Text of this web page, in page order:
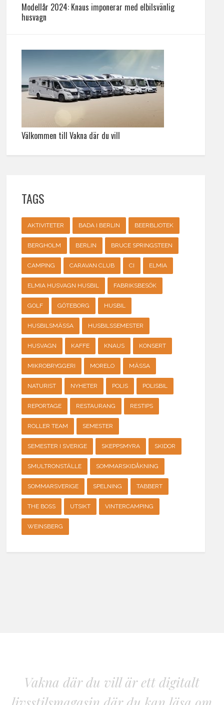
Modellår 2024: Knaus imponerar med elbilsvänlig
husvagn
Välkommen till Vakna där du vill
TAGS
AKTIVITETER BADA I BERLIN BEERBLIOTEK
BERGHOLM BERLIN BRUCE SPRINGSTEEN
CAMPING CARAVAN CLUB CI ELMIA
ELMIA HUSVAGN HUSBIL FABRIKSBESÖK
GOLF GÖTEBORG HUSBIL
HUSBILSMÄSSA HUSBILSSEMESTER
HUSVAGN KAFFE KNAUS KONSERT
MIKROBRYGGERI MORELO MÄSSA
NATURIST NYHETER POLIS POLISBIL
REPORTAGE RESTAURANG RESTIPS
ROLLER TEAM SEMESTER
SEMESTER I SVERIGE SKEPPSMYRA SKIDOR
SMULTRONSTÄLLE SOMMARSKIDÅKNING
SOMMARSVERIGE SPELNING TABBERT
THE BOSS UTSIKT VINTERCAMPING
WEINSBERG
Vakna där du vill är ett digitalt